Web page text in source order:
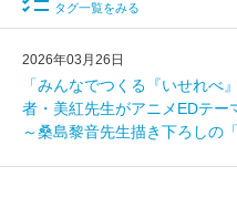
タグ一覧をみる
2026年03月26日
「みんなでつくる『いせれ
者・美紅先生がアニメEDテ
～桑島黎音先生描き下ろしの